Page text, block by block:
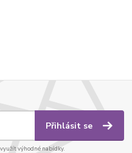
Přihlásit se
výhodné nabídky.